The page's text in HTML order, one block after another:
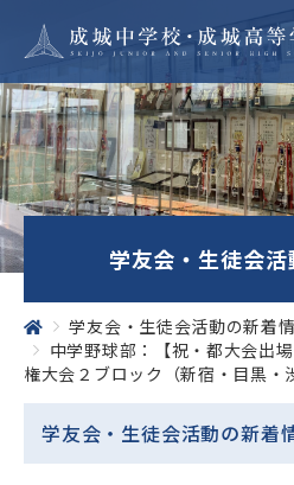
学校紹介
成城での学び
学校生活
SEIJO STORIES
学友会・生徒会
学友会・生徒会活動の新着
中学野球部：【祝・都大会出
権大会２ブロック（新宿・目黒
学友会・生徒会活動の新着